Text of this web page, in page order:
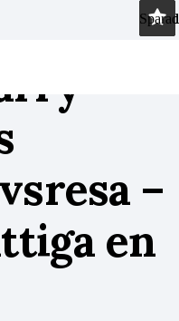
–
en
Sparad
Sparad
Sparad
Sparad